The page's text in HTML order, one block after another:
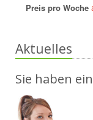
Preis pro Woche
Aktuelles
Sie haben